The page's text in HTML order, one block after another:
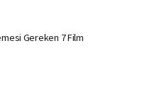
Gereken 7 Film